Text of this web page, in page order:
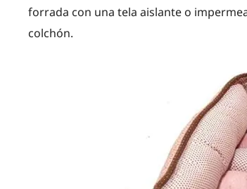
forrada con una tela aislante o
colchón.